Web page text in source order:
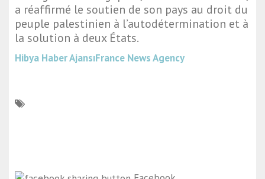
a réaffirmé le soutien de son pays au droit du
peuple palestinien à l’autodétermination et à
la solution à deux États.
Hibya Haber AjansıFrance News Agency